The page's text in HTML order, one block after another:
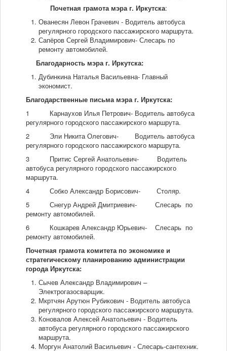
Почетная грамота мэра г. Иркутска:
Ованесян Левон Грачевич - Водитель автобуса
регулярного городского пассажирского маршрута.
Сапёров Сергей Владимирович- Слесарь по
ремонту автомобилей.
Благодарность мэра г. Иркутска:
Дубинкина Наталья Васильевна- Главный
экономист.
Благодарственные письма мэра г. Иркутска:
1 Карнаухов Илья Петрович- Водитель автобуса
регулярного городского пассажирского маршрута.
2 Эли Никита Олегович- Водитель автобуса
регулярного городского пассажирского маршрута.
3 Притис Сергей Анатольевич- Водитель
автобуса регулярного городского пассажирского
маршрута.
4 Собко Александр Борисович- Столяр.
5 Снегур Андрей Дмитриевич- Слесарь по
ремонту автомобилей.
6 Кошкарев Александр Юрьевич- Слесарь по
ремонту автомобилей.
Почетная грамота комитета по экономике и
стратегическому планированию администрации
города Иркутска:
Сычев Александр Владимирович –
Электрогазосварщик.
Мкртчян Арутюн Рубикович - Водитель автобуса
регулярного городского пассажирского маршрута.
Коновалов Алексей Анатольевич - Водитель
автобуса регулярного городского пассажирского
маршрута.
Моргун Анатолий Васильевич - Слесарь-сантехник.